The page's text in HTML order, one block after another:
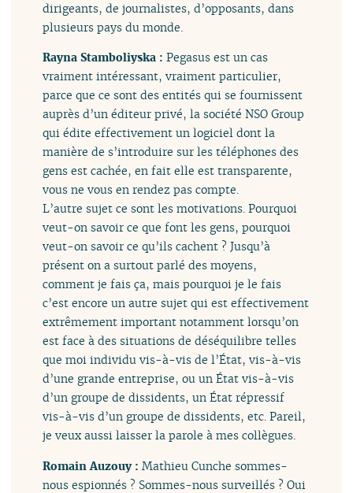
dirigeants, de journalistes, d’opposants, dans
plusieurs pays du monde.
Rayna Stamboliyska :Pegasus est un cas
vraiment intéressant, vraiment particulier,
parce que ce sont des entités qui se fournissent
auprès d’un éditeur privé, la société NSO Group
qui édite effectivement un logiciel dont la
manière de s’introduire sur les téléphones des
gens est cachée, en fait elle est transparente,
vous ne vous en rendez pas compte.
L’autre sujet ce sont les motivations. Pourquoi
veut-on savoir ce que font les gens, pourquoi
veut-on savoir ce qu’ils cachent ? Jusqu’à
présent on a surtout parlé des moyens,
comment je fais ça, mais pourquoi je le fais
c’est encore un autre sujet qui est effectivement
extrêmement important notamment lorsqu’on
est face à des situations de déséquilibre telles
que moi individu vis-à-vis de l’État, vis-à-vis
d’une grande entreprise, ou un État vis-à-vis
d’un groupe de dissidents, un État répressif
vis-à-vis d’un groupe de dissidents, etc. Pareil,
je veux aussi laisser la parole à mes collègues.
Romain Auzouy :Mathieu Cunche sommes-
nous espionnés ? Sommes-nous surveillés ? Oui